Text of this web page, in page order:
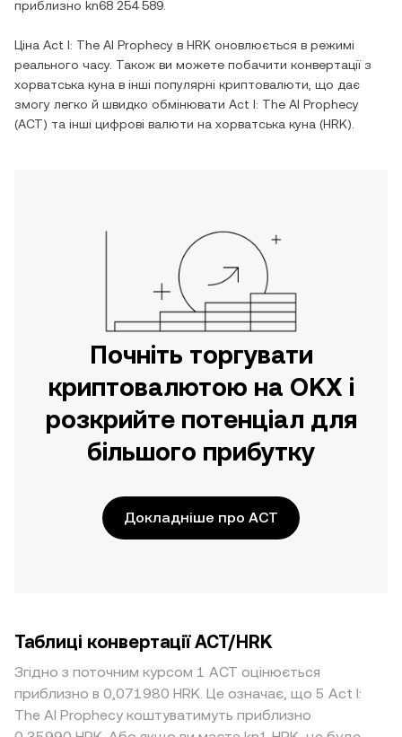
приблизно kn68 254 589
Ціна Act I: The AI Prophecy в HRK оновлюється в режимі
реального часу. Також ви можете побачити конвертації з
хорватська куна в інші популярні криптовалюти, що дає
змогу легко й швидко обмінювати Act I: The AI Prophecy
(ACT) та інші цифрові валюти на хорватська куна (HRK).
Почніть торгувати
криптовалютою на OKX і
розкрийте потенціал для
більшого прибутку
Докладніше про ACT
Таблиці конвертації ACT/HRK
Згідно з поточним курсом 1 ACT оцінюється
приблизно в 0,071980 HRK. Це означає, що 5 Act I:
The AI Prophecy коштуватимуть приблизно